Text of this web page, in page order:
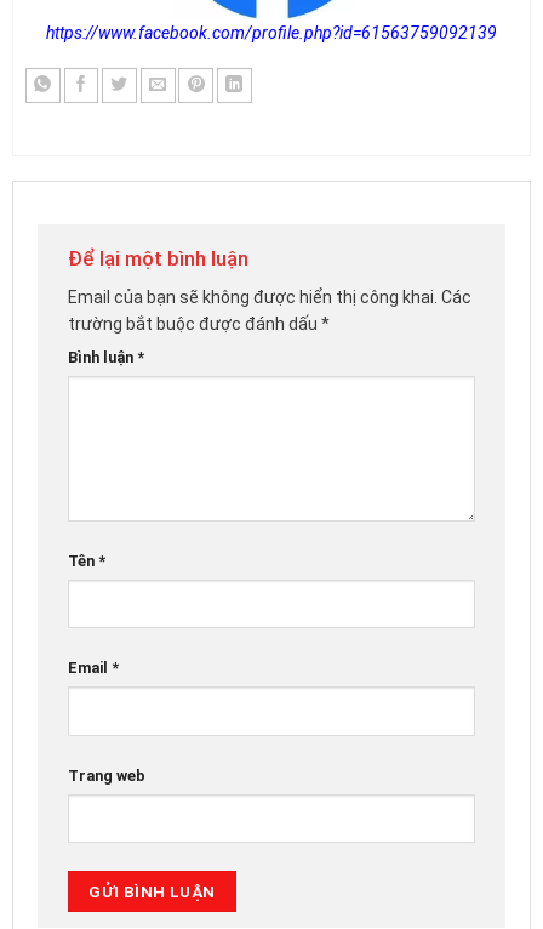
https://www.facebook.com/profile.php?id=61563759092139
Để lại một bình luận
Email của bạn sẽ không được hiển thị công khai. Các
trường bắt buộc được đánh dấu *
Bình luận *
Tên *
Email *
Trang web